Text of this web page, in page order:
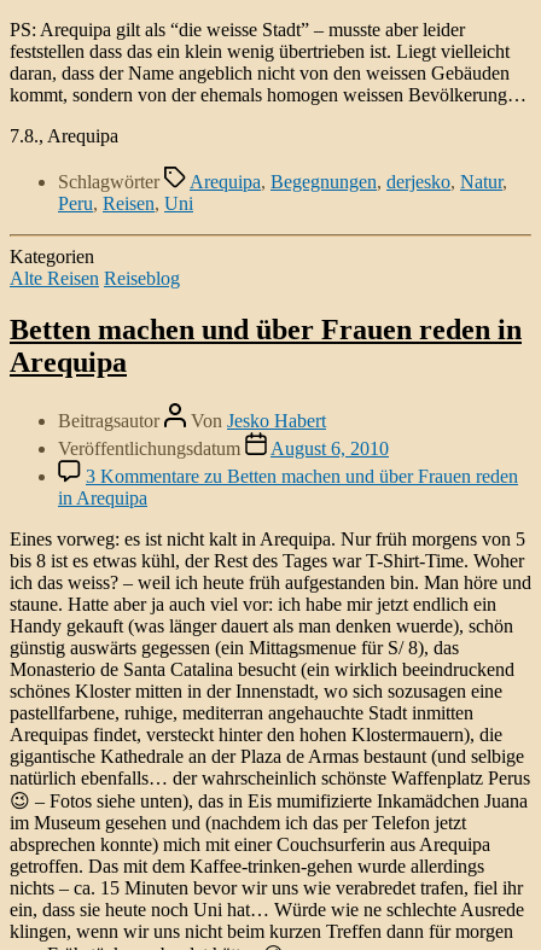
PS: Arequipa gilt als “die weisse Stadt” – musste aber leider
feststellen dass das ein klein wenig übertrieben ist. Liegt vielleicht
daran, dass der Name angeblich nicht von den weissen Gebäuden
kommt, sondern von der ehemals homogen weissen Bevölkerung…
7.8., Arequipa
Schlagwörter Arequipa, Begegnungen, derjesko, Natur,
Peru, Reisen, Uni
Kategorien
Alte Reisen Reiseblog
Betten machen und über Frauen reden in
Arequipa
Beitragsautor Von Jesko Habert
Veröffentlichungsdatum
August 6, 2010
3 Kommentare zu Betten machen und über Frauen reden
in Arequipa
Eines vorweg: es ist nicht kalt in Arequipa. Nur früh morgens von 5
bis 8 ist es etwas kühl, der Rest des Tages war T-Shirt-Time. Woher
ich das weiss? – weil ich heute früh aufgestanden bin. Man höre und
staune. Hatte aber ja auch viel vor: ich habe mir jetzt endlich ein
Handy gekauft (was länger dauert als man denken wuerde), schön
günstig auswärts gegessen (ein Mittagsmenue für S/ 8), das
Monasterio de Santa Catalina besucht (ein wirklich beeindruckend
schönes Kloster mitten in der Innenstadt, wo sich sozusagen eine
pastellfarbene, ruhige, mediterran angehauchte Stadt inmitten
Arequipas findet, versteckt hinter den hohen Klostermauern), die
gigantische Kathedrale an der Plaza de Armas bestaunt (und selbige
natürlich ebenfalls… der wahrscheinlich schönste Waffenplatz Perus
😉 – Fotos siehe unten), das in Eis mumifizierte Inkamädchen Juana
im Museum gesehen und (nachdem ich das per Telefon jetzt
absprechen konnte) mich mit einer Couchsurferin aus Arequipa
getroffen. Das mit dem Kaffee-trinken-gehen wurde allerdings
nichts – ca. 15 Minuten bevor wir uns wie verabredet trafen, fiel ihr
ein, dass sie heute noch Uni hat… Würde wie ne schlechte Ausrede
klingen, wenn wir uns nicht beim kurzen Treffen dann für morgen